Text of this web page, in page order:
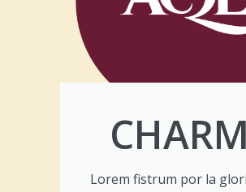
Lorem fistrum por la